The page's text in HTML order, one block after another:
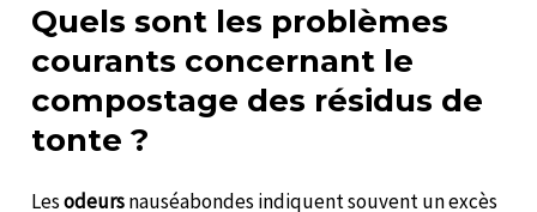
Quels sont les problèmes
courants concernant le
compostage des résidus de
tonte ?
Lesodeursnauséabondes indiquent souvent un excès